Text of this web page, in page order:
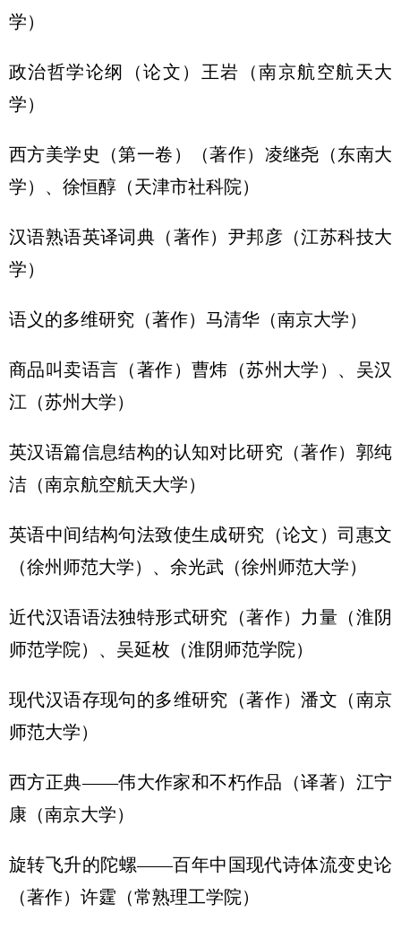
学）
政治哲学论纲（论文）王岩（南京航空航天大
学）
西方美学史（第一卷）（著作）凌继尧（东南大
学）、徐恒醇（天津市社科院）
汉语熟语英译词典（著作）尹邦彦（江苏科技大
学）
语义的多维研究（著作）马清华（南京大学）
商品叫卖语言（著作）曹炜（苏州大学）、吴汉
江（苏州大学）
英汉语篇信息结构的认知对比研究（著作）郭纯
洁（南京航空航天大学）
英语中间结构句法致使生成研究（论文）司惠文
（徐州师范大学）、余光武（徐州师范大学）
近代汉语语法独特形式研究（著作）力量（淮阴
师范学院）、吴延枚（淮阴师范学院）
现代汉语存现句的多维研究（著作）潘文（南京
师范大学）
西方正典——伟大作家和不朽作品（译著）江宁
康（南京大学）
旋转飞升的陀螺——百年中国现代诗体流变史论
（著作）许霆（常熟理工学院）